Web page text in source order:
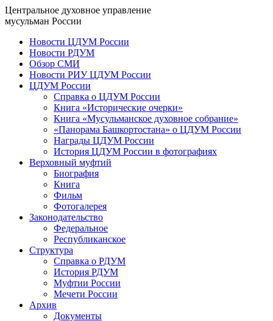
Центральное духовное управление
мусульман России
Новости ЦДУМ России
Новости РДУМ
Обзор СМИ
Новости РИУ ЦДУМ России
ЦДУМ России
Справка о ЦДУМ России
Книга «Исторические очерки»
Книга «Мусульманское духовное собрание»
«Панорама Башкортостана» о ЦДУМ России
Награды ЦДУМ России
История ЦДУМ России в фотографиях
Верховный муфтий
Биография
Книга
Фильм
Фотогалерея
Законодательство
Федеральное
Республиканское
Структура
Справка о РДУМ
История РДУМ
Муфтии России
Мечети России
Архив
Документы